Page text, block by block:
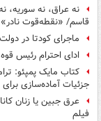
نه عراق، نه سوریه،
قاسم/ «نقطه‌قوت
ماجرای کودتا در
ادای احترام رئیس
کتاب مایک پمپئو:
جزئیات آماده‌سازی
عرق جبین یا زنان
فیلم